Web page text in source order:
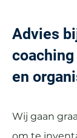
Advies
coaching
en
Wij gaan